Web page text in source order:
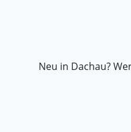
Neu in Dachau?